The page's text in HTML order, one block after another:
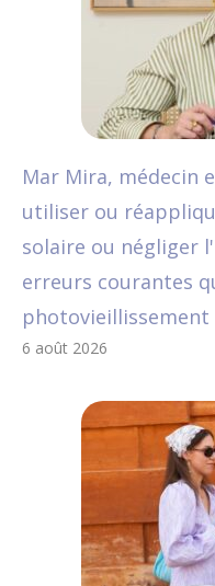
Mar Mira, médecin
utiliser ou
solaire ou négliger
erreurs courantes
photovieillissement
6 août 2026